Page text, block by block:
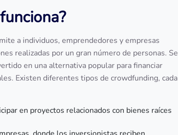
a individuos, emprendedores y empresas
realizadas por un gran número de personas. Se
en una alternativa popular para financiar
Existen diferentes tipos de crowdfunding, cada
en proyectos relacionados con bienes raíces